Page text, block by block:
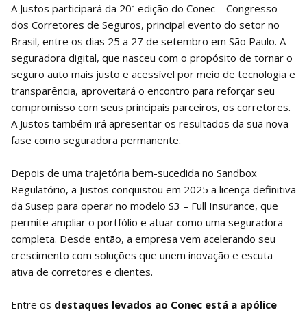
A Justos participará da 20ª edição do Conec – Congresso
dos Corretores de Seguros, principal evento do setor no
Brasil, entre os dias 25 a 27 de setembro em São Paulo. A
seguradora digital, que nasceu com o propósito de tornar o
seguro auto mais justo e acessível por meio de tecnologia e
transparência, aproveitará o encontro para reforçar seu
compromisso com seus principais parceiros, os corretores.
A Justos também irá apresentar os resultados da sua nova
fase como seguradora permanente.
Depois de uma trajetória bem-sucedida no Sandbox
Regulatório, a Justos conquistou em 2025 a licença definitiva
da Susep para operar no modelo S3 – Full Insurance, que
permite ampliar o portfólio e atuar como uma seguradora
completa. Desde então, a empresa vem acelerando seu
crescimento com soluções que unem inovação e escuta
ativa de corretores e clientes.
Entre os destaques levados ao Conec está a apólice